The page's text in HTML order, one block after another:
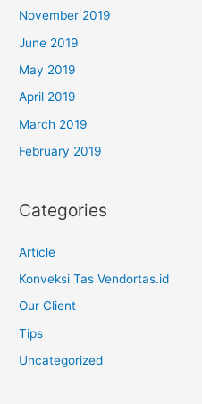
November 2019
June 2019
May 2019
April 2019
March 2019
February 2019
Categories
Article
Konveksi Tas Vendortas.id
Our Client
Tips
Uncategorized